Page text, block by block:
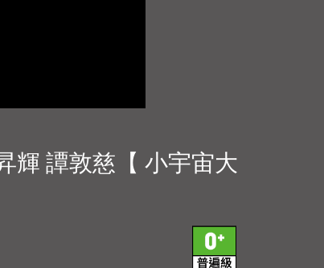
輝 譚敦慈【 小宇宙大